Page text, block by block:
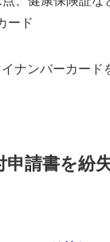
ード
ナンバーカード
請書を紛